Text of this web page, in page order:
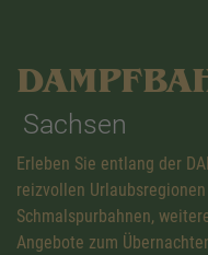
Sachsen
Erleben Sie entlang der
reizvollen
Schmalspurbahnen,
Angebote zum